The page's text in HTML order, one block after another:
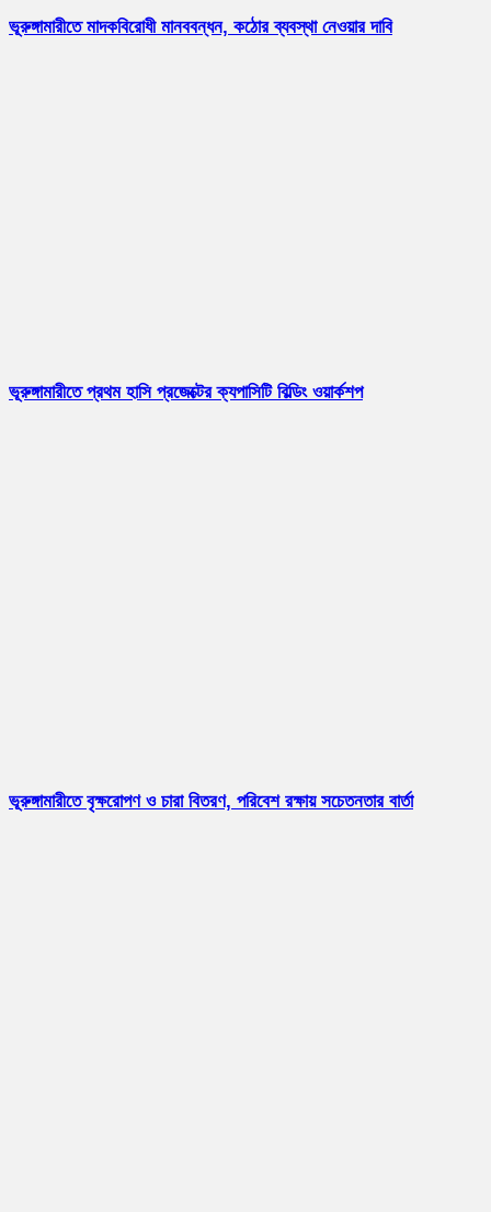
ভূরুঙ্গামারীতে মাদকবিরোধী মানববন্ধন, কঠোর ব্যবস্থা নেওয়ার দাবি
ভূরুঙ্গামারীতে প্রথম হাসি প্রজেক্টের ক্যপাসিটি বিল্ডিং ওয়ার্কশপ
ভূরুঙ্গামারীতে বৃক্ষরোপণ ও চারা বিতরণ, পরিবেশ রক্ষায় সচেতনতার বার্তা